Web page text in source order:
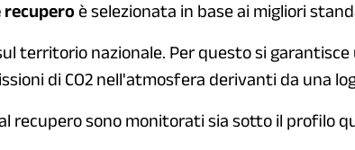
è selezionata in base ai migliori
territorio nazionale. Per questo si
di CO2 nell'atmosfera derivanti da una
sono monitorati sia sotto il profilo